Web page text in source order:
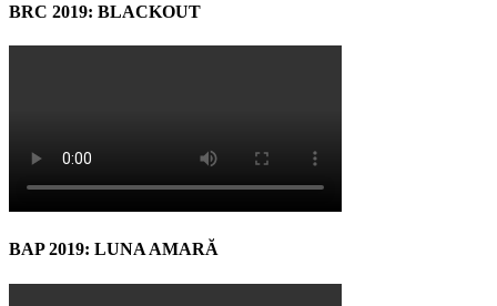
BRC 2019: BLACKOUT
BAP 2019: LUNA AMARĂ